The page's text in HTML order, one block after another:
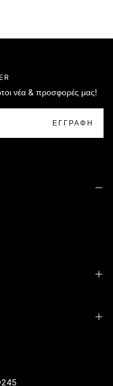
νέα & προσφορές μας!
ΕΓΓΡΑΦΉ